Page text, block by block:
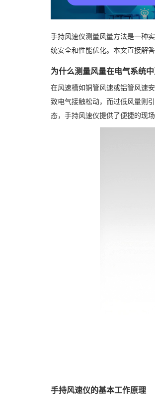
手持风速仪测量风量方法是一种
统安全和性能优化。本文直接解
为什么测量风量在电气系统中
在风速槽如铜管风速或铝管风速
致电气接触松动，而过低风量则
态，手持风速仪提供了便捷的现场
手持风速仪的基本工作原理